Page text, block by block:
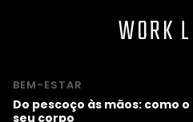
WORK
BEM-ESTAR
Do pescoço às mãos: como
seu corpo